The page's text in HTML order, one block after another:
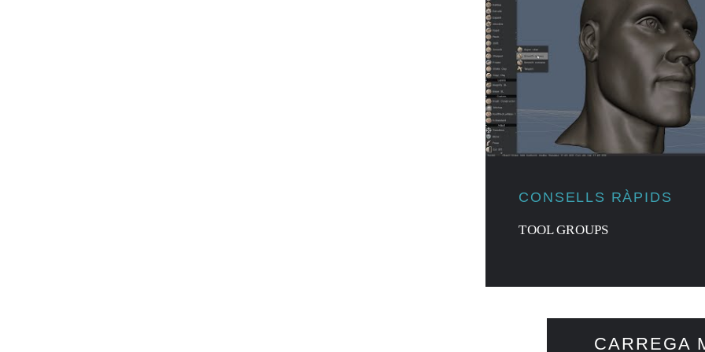
CONSELLS RÀPIDS
TOOL GROUPS
CARREGA